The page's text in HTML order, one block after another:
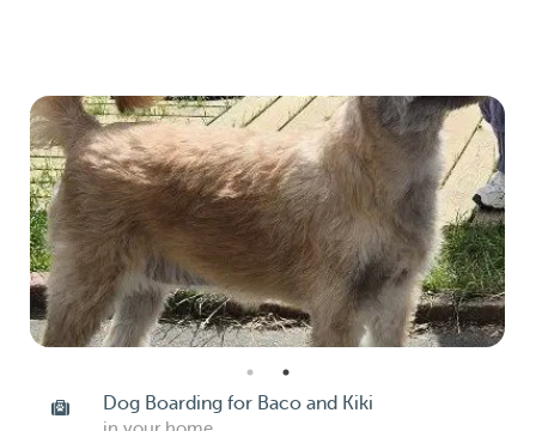
Dog Boarding for Baco and Kiki